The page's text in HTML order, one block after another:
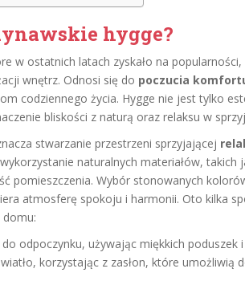
hygge?
w ostatnich latach zyskało na
wnętrz. Odnosi się do poczucia
codziennego życia. Hygge nie jest tylko
bliskości z naturą oraz relaksu w
stwarzanie przestrzeni sprzyjającej
naturalnych materiałów, takich
pomieszczenia. Wybór stonowanych
atmosferę spokoju i harmonii. Oto kilka
odpoczynku, używając miękkich poduszek
korzystając z zasłon, które umożliwią